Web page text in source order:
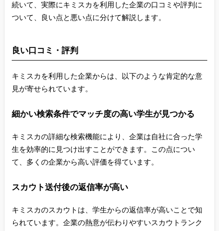
続いて、実際にキミスカを利用した企業の口コミや評判に
ついて、良い点と悪い点に分けて解説します。
良い口コミ・評判
キミスカを利用した企業からは、以下のような肯定的な意
見が寄せられています。
細かい検索条件でマッチ度の高い学生が見つかる
キミスカの詳細な検索機能により、企業は自社に合った学
生を効率的に見つけ出すことができます。この点につい
て、多くの企業から高い評価を得ています。
スカウト送付後の返信率が高い
キミスカのスカウトは、学生からの返信率が高いことで知
られています。企業の熱意が伝わりやすいスカウトランク